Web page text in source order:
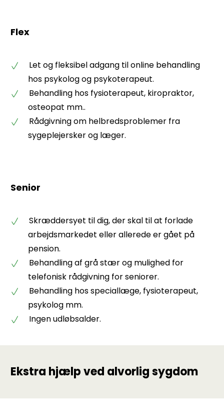
Flex
Let og fleksibel adgang til online behandling
hos psykolog og psykoterapeut.
Behandling hos fysioterapeut, kiropraktor,
osteopat mm..
Rådgivning om helbredsproblemer fra
sygeplejersker og læger.
Senior
Skræddersyet til dig, der skal til at forlade
arbejdsmarkedet eller allerede er gået på
pension.
Behandling af grå stær og mulighed for
telefonisk rådgivning for seniorer.
Behandling hos speciallæge, fysioterapeut,
psykolog mm.
Ingen udløbsalder.
Ekstra hjælp ved alvorlig sygdom